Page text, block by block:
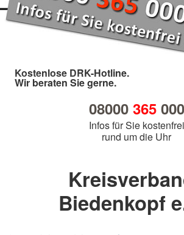
Kostenlose DRK-Hotline.
Wir beraten Sie gerne.
08000 365000
Infos für Sie kostenfrei
rund um die Uhr
Biedenkopf